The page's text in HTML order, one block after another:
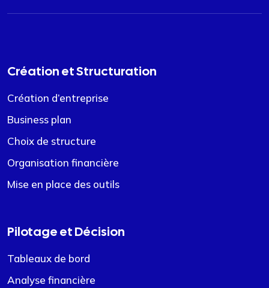
Création et Structuration
Création d’entreprise
Business plan
Choix de structure
Organisation financière
Mise en place des outils
Pilotage et Décision
Tableaux de bord
Analyse financière